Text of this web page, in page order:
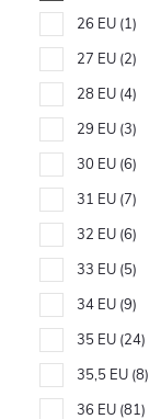
26 EU 1
27 EU 2
28 EU 4
29 EU 3
30 EU 6
31 EU 7
32 EU 6
33 EU 5
34 EU 9
35 EU 24
35,5 EU 8
36 EU 81